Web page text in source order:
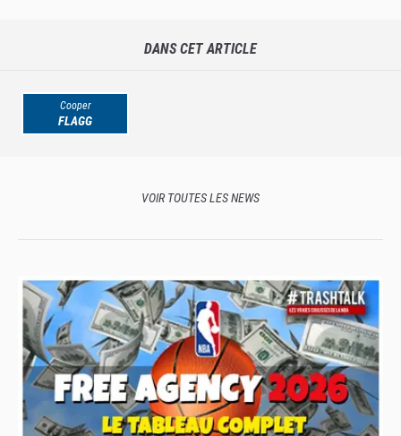
DANS CET ARTICLE
Cooper
FLAGG
VOIR TOUTES LES NEWS